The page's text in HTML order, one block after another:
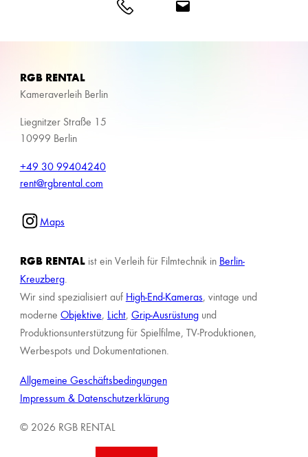
RGB RENTAL
Kameraverleih Berlin
Liegnitzer Straße 15
10999 Berlin
+49 30 99404240
rent@rgbrental.com
Maps
RGB RENTAList ein Verleih für Filmtechnik in Berlin-
Kreuzberg.
Wir sind spezialisiert auf High-End-Kameras, vintage und
moderne Objektive, Licht, Grip-Ausrüstungund
Produktionsunterstützung für Spielfilme, TV-Produktionen,
Werbespots und Dokumentationen.
Allgemeine Geschäftsbedingungen
Impressum & Datenschutzerklärung
© 2026 RGB RENTAL